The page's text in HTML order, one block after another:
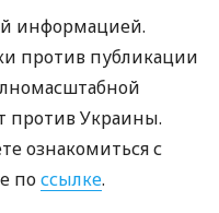
информацией.
против публикации
против Украины.
ознакомиться с
поссылке.